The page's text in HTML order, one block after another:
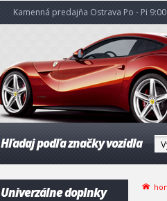
Kamenná predajňa Ostrava Po - Pi
Hľadaj podľa značky vozidla
Univerzálne doplnky